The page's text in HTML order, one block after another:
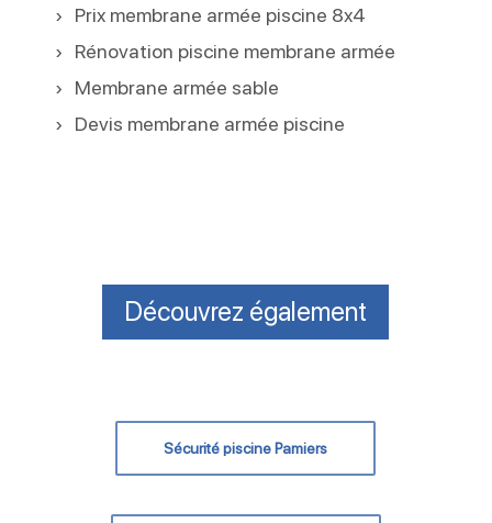
Prix membrane armée piscine 8x4
Rénovation piscine membrane armée
Membrane armée sable
Devis membrane armée piscine
Découvrez également
Sécurité piscine Pamiers